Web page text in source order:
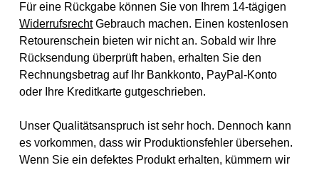
Für eine Rückgabe können Sie von Ihrem 14-tägigen
WiderrufsrechtGebrauch machen. Einen kostenlosen
Retourenschein bieten wir nicht an. Sobald wir Ihre
Rücksendung überprüft haben, erhalten Sie den
Rechnungsbetrag auf Ihr Bankkonto, PayPal-Konto
oder Ihre Kreditkarte gutgeschrieben.
Unser Qualitätsanspruch ist sehr hoch. Dennoch kann
es vorkommen, dass wir Produktionsfehler übersehen.
Wenn Sie ein defektes Produkt erhalten, kümmern wir